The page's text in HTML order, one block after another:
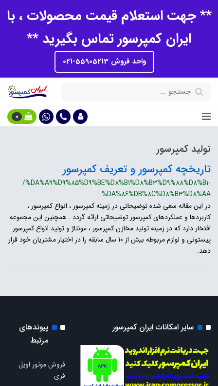
** جهت استعلام قیمت محصولات ، با
ایران کمپرسور تماس بگیرید **
واحد فروش 55905213-021
0
تولید کمپرسور
تاریخچه کمپرسور و تعریف کمپرسور
/%DA%A9%D9%85%D9%BE%D8%B1%D8%B3%D9%88%D8%B1-
%DA%86%DB%8C%D8%B3%D8%AA
در این مقاله سعی شده توضیحاتی در زمینه کمپرسور ، انواع کمپرسور ،
کاربردها و عملکردهای کمپرسور توضیحاتی ارائه گردد . همچنین این مجموعه
افتخار دارد که در زمینه تولید مخازن کمپرسور ، مونتاژ و تولید انواع کمپرسور
پیستونی و لوازم مربوطه بیش از 10 سال سابقه را در اختیار مشتریان خود قرار
دهد.
سایر امکانات ایران کمپرسور
پیوندهای
مرتبط
فروش موتور اویل
فری